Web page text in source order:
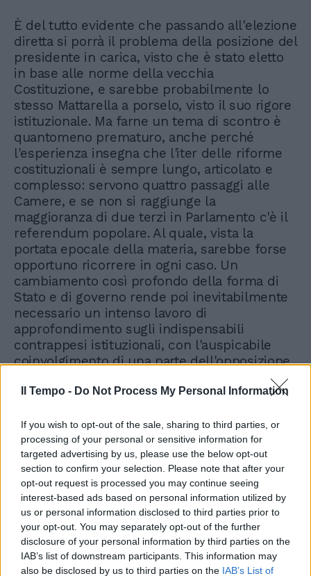
Il Tempo - Do Not Process My Personal Information
If you wish to opt-out of the sale, sharing to third parties, or
processing of your personal or sensitive information for
targeted advertising by us, please use the below opt-out
section to confirm your selection. Please note that after your
opt-out request is processed you may continue seeing
interest-based ads based on personal information utilized by
us or personal information disclosed to third parties prior to
your opt-out. You may separately opt-out of the further
disclosure of your personal information by third parties on the
IAB’s list of downstream participants. This information may
also be disclosed by us to third parties on the IAB’s List of
È del tutto evidente che passando all'elezione
diretta si porrà il problema della posizione del
presidente in carica, visto che è stato eletto
in base alle norme della vecchia
Costituzione, e sarebbe probabilmente lo
stesso Mattarella a porselo, visto il suo rigore
istituzionale. Ma farne un tema di scontro è
quantomeno prematuro, anche perché
l'esperienza insegna che l'iter delle riforme
costituzionali è sempre lungo, articolato e
complesso: servono quattro passaggi alle
Camere, e se non si raggiunge la
maggioranza di due terzi in Parlamento c'è il
referendum popolare. Al quale, vista la
portata epocale della materia, sarebbe forse
opportuno ricorrere in ogni caso. Un
cambiamento così profondo della forma di
Stato e di governo rende poi inevitabilmente
necessario un intenso lavoro di
approfondimento sugli indispensabili
contrappesi istituzionali, con l'auspicabile
coinvolgimento di una parte dell'opposizione.
Si potrebbe anche prevedere una fase
decadenza del capo dello Stato. Le variabili
sono molte, insomma, ma resta una
questione di principio che non può essere
disattesa: il centrodestra ha il diritto di
presentare in Parlamento il presidenzialismo,
e la sinistra non può pretendere di opporre il
suo potere di veto sulle riforme altrui
gridando perennemente al golpe.